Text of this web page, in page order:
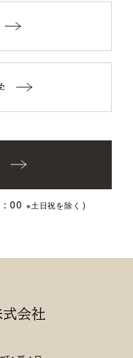
00 ※土日祝を除く ）